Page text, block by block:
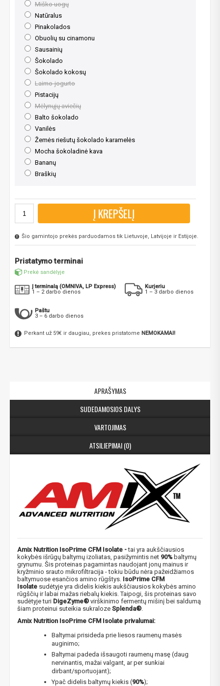
Miško uogų
Natūralus
Pinakolados
Obuolių su cinamonu
Sausainių
Šokolado
Šokolado kokosų
Laimo-jogurto
Pistacijų
Mėlynųjų aviečių
Balto šokolado
Vanilės
Žemės riešutų šokolado karamelės
Mocha šokoladinė kava
Bananų
Braškių
Į KREPŠELĮ
Šio gamintojo prekės parduodamos tik Lietuvoje, Latvijoje ir Estijoje.
Pristatymo terminai
Prekė sandėlyje
Į terminalą (OMNIVA, LP Express)
1 – 2 darbo dienos
Kurjeriu
1 – 3 darbo dienos
Paštu
3 – 6 darbo dienos
Perkant už 59€ ir daugiau, prekes pristatome NEMOKAMAI!
APRAŠYMAS
SUDEDAMOSIOS DALYS
VARTOJIMAS
ATSILIEPIMAI (0)
Amix Nutrition IsoPrime CFM Isolate -tai yra aukščiausios
kokybės išrūgų baltymų izoliatas, pasižymintis net 90% baltymų
grynumu. Šis proteinas pagamintas naudojant jonų mainus ir
kryžminio srauto mikrofiltracija - tokiu būdu nėra pažeidžiamos
baltymuose esančios amino rūgštys. IsoPrime CFM
Isolate sudėtyje yra didelis kiekis aukščiausios kokybės amino
rūgščių ir labai mažas riebalų kiekis. Taipogi, šis proteinas savo
sudėtyje turi DigeZyme® virškinimo fermentų mišinį bei saldumą
šiam proteinui suteikia sukraloze Splenda®
Amix Nutrition IsoPrime CFM Isolate privalumai:
Baltymai prisideda prie liesos raumenų masės
auginimo;
Baltymai padeda išsaugoti raumenų masę (daug
nervinantis, mažai valgant, ar per sunkiai
dirbant/sportuojant);
Ypač didelis baltymų kiekis (90%);